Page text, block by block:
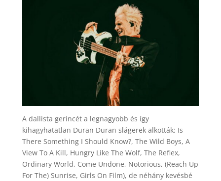
A dallista gerincét a legnagyobb és így
kihagyhatatlan Duran Duran slágerek alkották: Is
There Something I Should Know?, The Wild Boys, A
View To A Kill, Hungry Like The Wolf, The Reflex,
Ordinary World, Come Undone, Notorious, (Reach Up
For The) Sunrise, Girls On Film), de néhány kevésbé